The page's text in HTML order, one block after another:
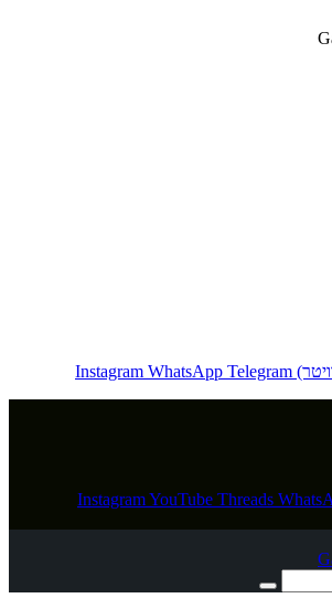
Instagram WhatsApp Telegram
InstagramYouTube Threads